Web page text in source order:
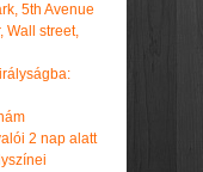
5th Avenue
Wall street,
2 nap alatt